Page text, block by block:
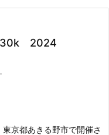
30k 2024
京都あきる野市で開催さ